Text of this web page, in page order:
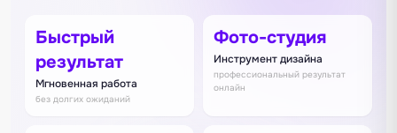
Быстрый
результат
Мгновенная работа
без долгих ожиданий
Фото-студия
Инструмент дизайна
профессиональный результат
онлайн